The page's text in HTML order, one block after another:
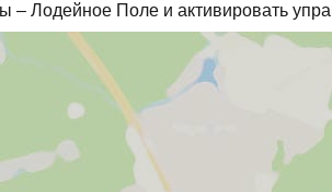
– Лодейное Поле и активировать